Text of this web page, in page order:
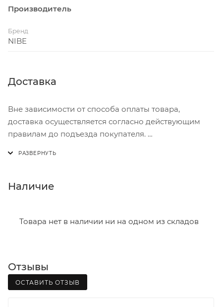
Производитель
Бренд
NIBE
Доставка
Вне зависимости от способа оплаты товара,
доставка осуществляется согласно действующим
правилам до подъезда покупателя.
В субботу с 8:00 до 15:00
- зоны доставки;
Границы доставки в черте города на выезд
(перекрестки улиц):
Наличие
Товара нет в наличии ни на одном из складов
Отзывы
ОСТАВИТЬ ОТЗЫВ